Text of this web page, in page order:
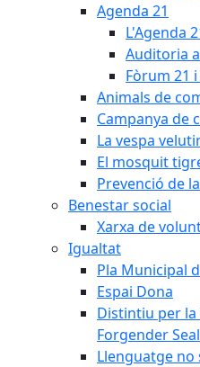
Agenda 21
L'Agenda
Auditoria
Fòrum 21
Animals de
Campanya de
La vespa
El mosquit
Prevenció de
Benestar social
Xarxa de
Igualtat
Pla Municipal
Espai Dona
Distintiu per
Forgender Seal
Llenguatge no